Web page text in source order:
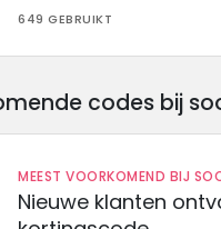
649 GEBRUIKT
codes bij
MEEST VOORKOMEND BIJ
Nieuwe klanten